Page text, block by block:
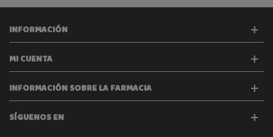
INFORMACIÓN
MI CUENTA
INFORMACIÓN SOBRE LA FARMACIA
SÍGUENOS EN